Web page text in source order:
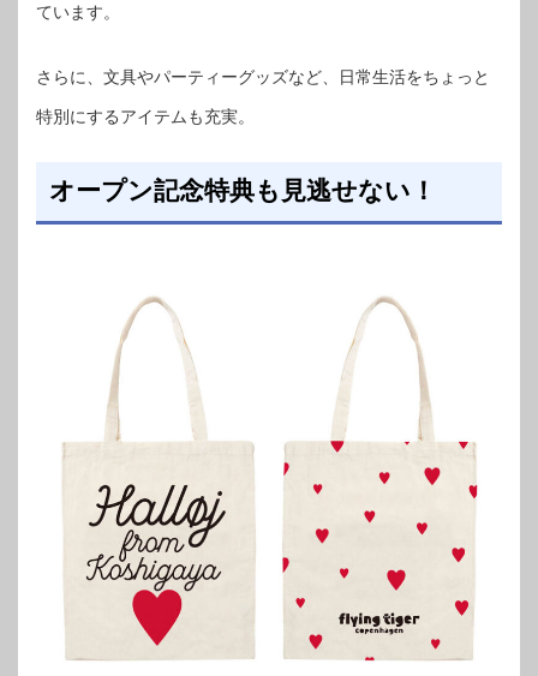
ています。
さらに、文具やパーティーグッズなど、日常生活をちょっと
特別にするアイテムも充実。
オープン記念特典も見逃せない！